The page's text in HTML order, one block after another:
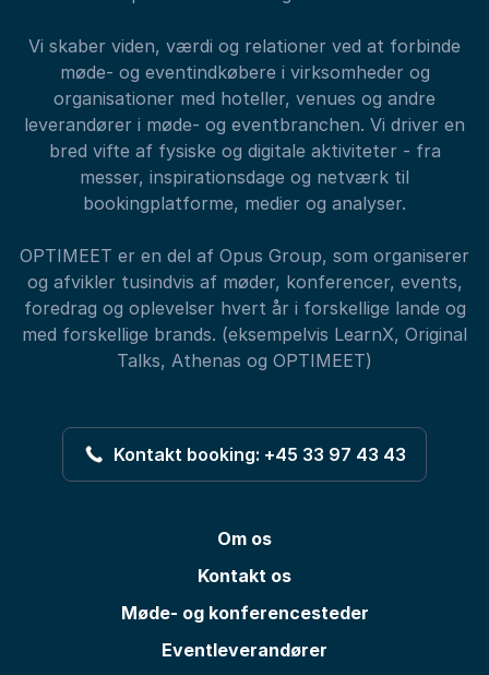
Vi skaber viden, værdi og relationer ved at forbinde
møde- og eventindkøbere i virksomheder og
organisationer med hoteller, venues og andre
leverandører i møde- og eventbranchen. Vi driver en
bred vifte af fysiske og digitale aktiviteter - fra
messer, inspirationsdage og netværk til
bookingplatforme, medier og analyser.
OPTIMEET er en del af Opus Group, som organiserer
og afvikler tusindvis af møder, konferencer, events,
foredrag og oplevelser hvert år i forskellige lande og
med forskellige brands. (eksempelvis LearnX, Original
Talks, Athenas og OPTIMEET)
Kontakt booking: +45 33 97 43 43
Om os
Kontakt os
Møde- og konferencesteder
Eventleverandører